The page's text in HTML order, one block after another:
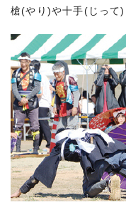
槍(やり)や十手(じって)